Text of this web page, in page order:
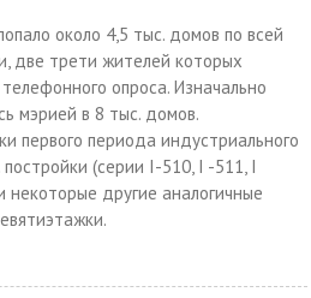
около 4,5 тыс. домов по всей
две трети жителей которых
опроса. Изначально
мэрией в 8 тыс. домов.
первого периода индустриального
(серии I-510, I -511, I
другие аналогичные